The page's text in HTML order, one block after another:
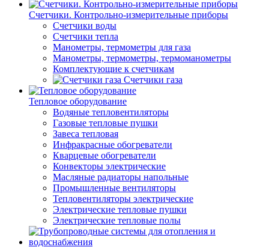
Счетчики. Контрольно-измерительные приборы
Счетчики воды
Счетчики тепла
Манометры, термометры для газа
Манометры, термометры, термоманометры
Комплектующие к счетчикам
Счетчики газа
Тепловое оборудование
Водяные тепловентиляторы
Газовые тепловые пушки
Завеса тепловая
Инфракрасные обогреватели
Кварцевые обогреватели
Конвекторы электрические
Масляные радиаторы напольные
Промышленные вентиляторы
Тепловентиляторы электрические
Электрические тепловые пушки
Электрические тепловые полы